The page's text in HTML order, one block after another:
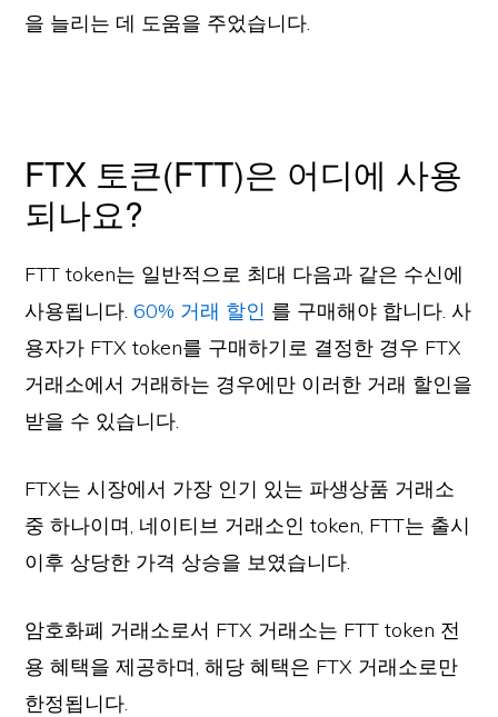
을 늘리는 데 도움을 주었습니다.
FTX 토큰(FTT)은 어디에 사용
되나요?
FTT token는 일반적으로 최대 다음과 같은 수신에
사용됩니다.60% 거래 할인 를 구매해야 합니다. 사
용자가 FTX token를 구매하기로 결정한 경우 FTX
거래소에서 거래하는 경우에만 이러한 거래 할인을
받을 수 있습니다.
FTX는 시장에서 가장 인기 있는 파생상품 거래소
중 하나이며, 네이티브 거래소인 token, FTT는 출시
이후 상당한 가격 상승을 보였습니다.
암호화폐 거래소로서 FTX 거래소는 FTT token 전
용 혜택을 제공하며, 해당 혜택은 FTX 거래소로만
한정됩니다.